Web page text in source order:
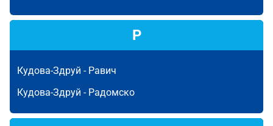
Р
Кудова-Здруй - Равич
Кудова-Здруй - Радомско